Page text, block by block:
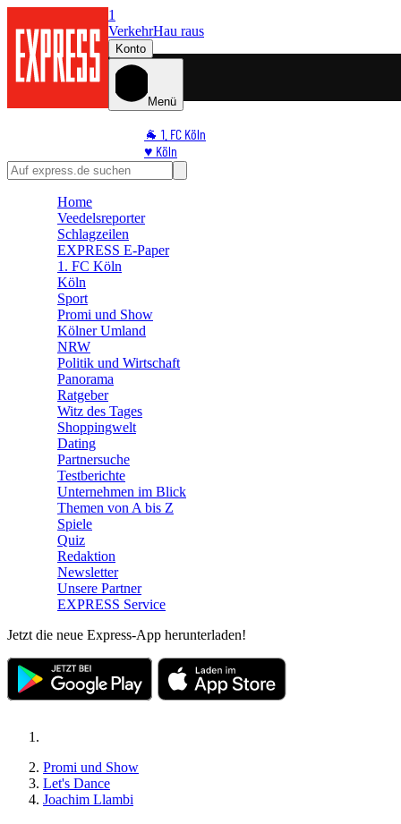
1
VerkehrHau raus
Konto
Menü
🐐 1. FC Köln
♥️ Köln
⭐ Promi
🛒 Shoppingwelt
Home
Veedelsreporter
Schlagzeilen
EXPRESS E-Paper
1. FC Köln
Köln
Sport
Promi und Show
Kölner Umland
NRW
Politik und Wirtschaft
Panorama
Ratgeber
Witz des Tages
Shoppingwelt
Dating
Partnersuche
Testberichte
Unternehmen im Blick
Themen von A bis Z
Spiele
Quiz
Redaktion
Newsletter
Unsere Partner
EXPRESS Service
Jetzt die neue Express-App herunterladen!
Promi und Show
Let's Dance
Joachim Llambi